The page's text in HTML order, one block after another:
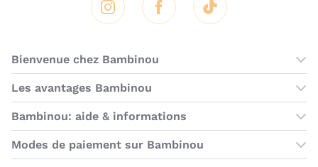
Instagram Facebook Tik Tok
Bienvenue chez Bambinou
Les boutiques Bambinou
Boutique Bambinou Paris
L'équipe Bambinou
Les avantages Bambinou
Bons plans Bambinou
Cartes cadeaux
Programme de fidélité
Bambinou: aide & informations
Contactez-nous
Horaires du service client
Modes de paiement sur Bambinou